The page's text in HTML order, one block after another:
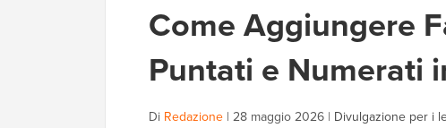
Come Aggiungere
Puntati e Numerati
Di Redazione | 28 maggio 2026 | Divulgazione per i